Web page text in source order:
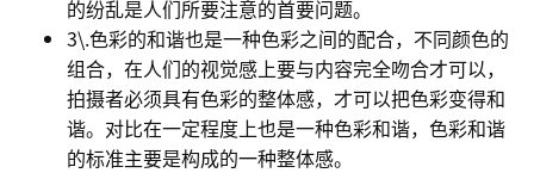
的纷乱是人们所要注意的首要问题。
3\.色彩的和谐也是一种色彩之间的配合，不同颜色的
组合，在人们的视觉感上要与内容完全吻合才可以，
拍摄者必须具有色彩的整体感，才可以把色彩变得和
谐。对比在一定程度上也是一种色彩和谐，色彩和谐
的标准主要是构成的一种整体感。